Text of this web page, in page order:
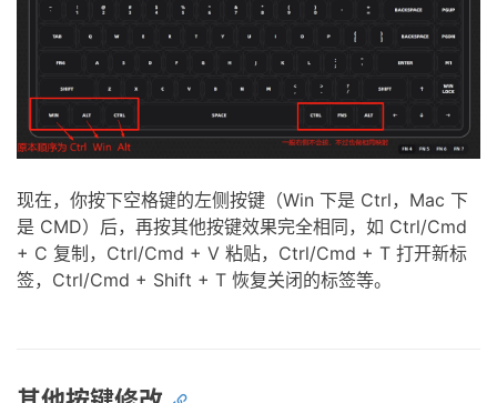
现在，你按下空格键的左侧按键（Win 下是 Ctrl，Mac 下
是 CMD）后，再按其他按键效果完全相同，如 Ctrl/Cmd
+ C 复制，Ctrl/Cmd + V 粘贴，Ctrl/Cmd + T 打开新标
签，Ctrl/Cmd + Shift + T 恢复关闭的标签等。